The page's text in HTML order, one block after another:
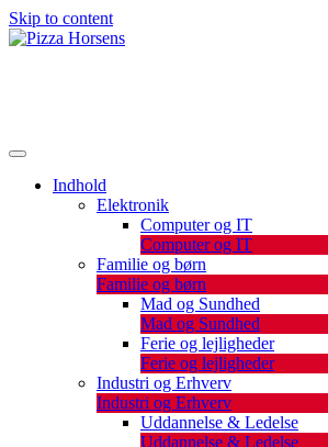
Skip to content
Indhold
Elektronik
Computer og IT
Computer og IT
Familie og børn
Familie og børn
Mad og Sundhed
Mad og Sundhed
Ferie og lejligheder
Ferie og lejligheder
Industri og Erhverv
Industri og Erhverv
Uddannelse & Ledelse
Uddannelse & Ledelse